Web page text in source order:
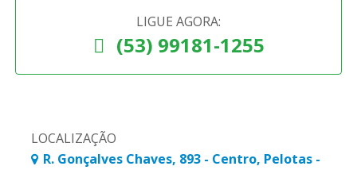
LIGUE AGORA:
(53) 99181-1255
LOCALIZAÇÃO
] R. Gonçalves Chaves, 893 - Centro, Pelotas -